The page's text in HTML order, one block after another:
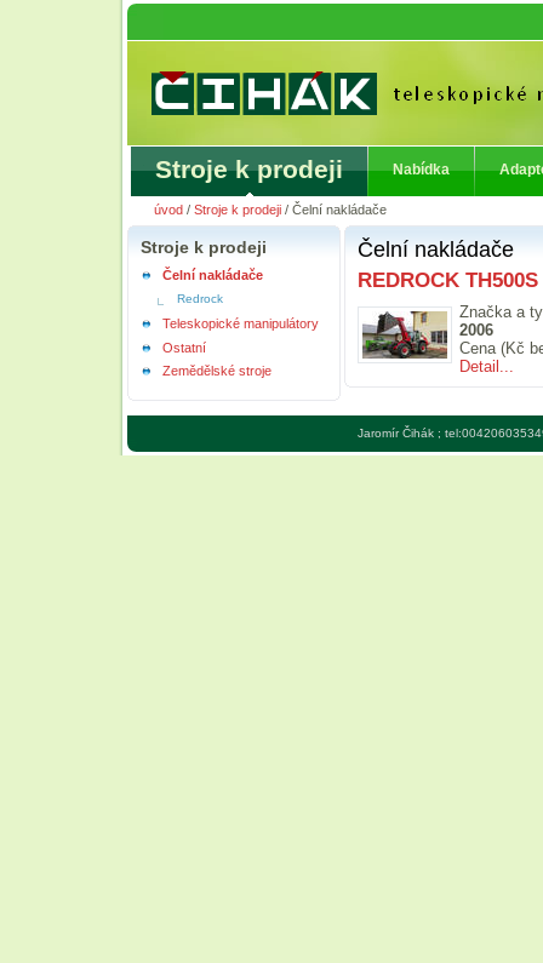
Stroje k prodeji Nabídka
úvod / Stroje k prodeji / Čelní nakládače
Stroje k prodeji
Čelní nakládače
Redrock
Teleskopické manipulátory
Ostatní
Zemědělské stroje
Čelní nakládače
REDROCK
Značka a
2006
Cena (Kč
Detail...
Jaromír Čihák ;